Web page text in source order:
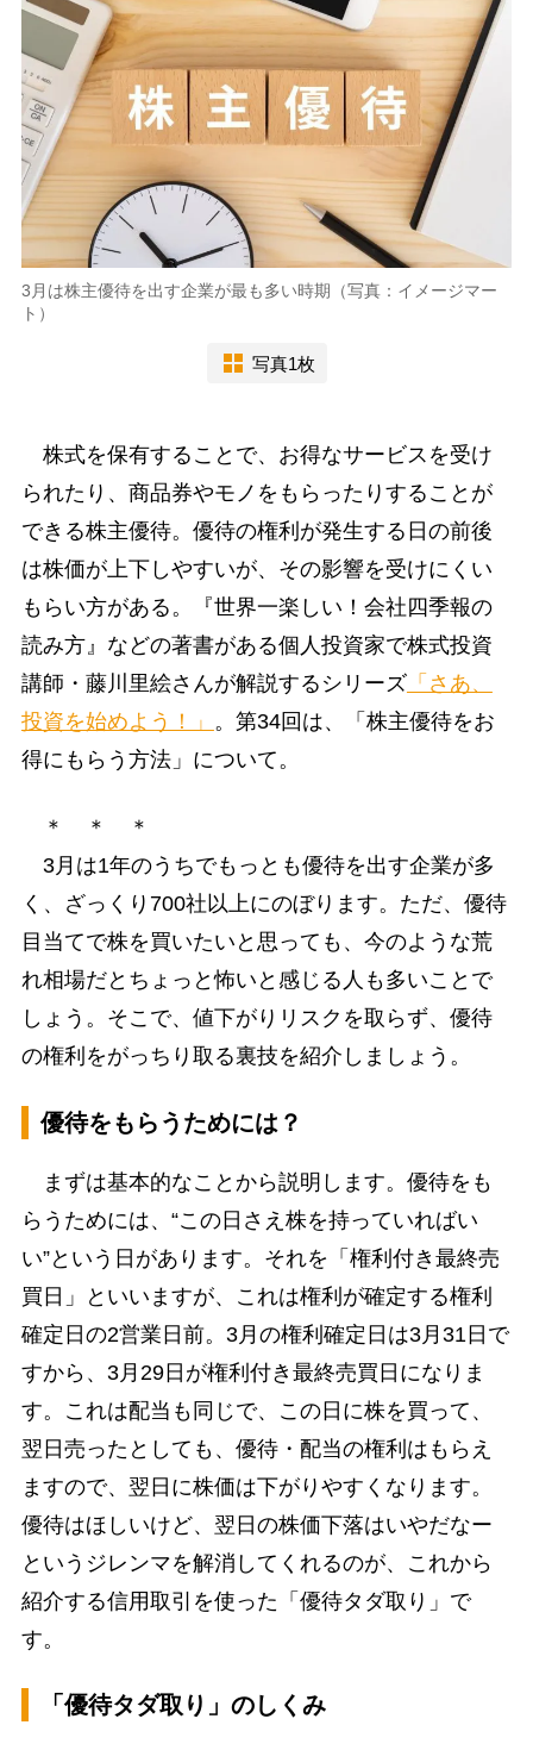
3月は株主優待を出す企業が最も多い時期（写真：イメージマー
ト）
写真1枚
株式を保有することで、お得なサービスを受け
られたり、商品券やモノをもらったりすることが
できる株主優待。優待の権利が発生する日の前後
は株価が上下しやすいが、その影響を受けにくい
もらい方がある。『世界一楽しい！会社四季報の
読み方』などの著書がある個人投資家で株式投資
講師・藤川里絵さんが解説するシリーズ「さあ、
投資を始めよう！」 。第34回は、「株主優待をお
得にもらう方法」について。
＊ ＊ ＊
3月は1年のうちでもっとも優待を出す企業が多
く、ざっくり700社以上にのぼります。ただ、優待
目当てで株を買いたいと思っても、今のような荒
れ相場だとちょっと怖いと感じる人も多いことで
しょう。そこで、値下がりリスクを取らず、優待
の権利をがっちり取る裏技を紹介しましょう。
優待をもらうためには？
まずは基本的なことから説明します。優待をも
らうためには、“この日さえ株を持っていればい
い”という日があります。それを「権利付き最終売
買日」といいますが、これは権利が確定する権利
確定日の2営業日前。3月の権利確定日は3月31日で
すから、3月29日が権利付き最終売買日になりま
す。これは配当も同じで、この日に株を買って、
翌日売ったとしても、優待・配当の権利はもらえ
ますので、翌日に株価は下がりやすくなります。
優待はほしいけど、翌日の株価下落はいやだなー
というジレンマを解消してくれるのが、これから
紹介する信用取引を使った「優待タダ取り」で
す。
「優待タダ取り」のしくみ